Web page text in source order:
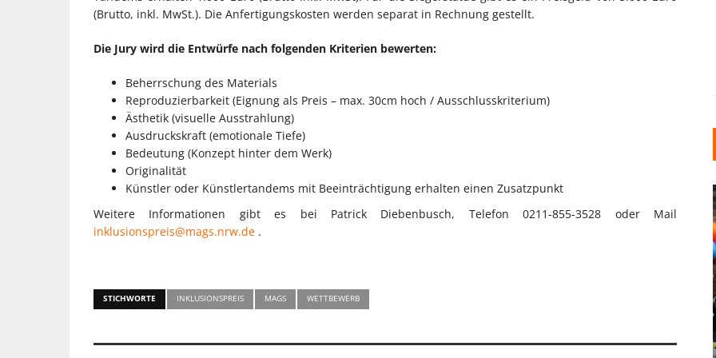
(Brutto, inkl. MwSt.). Die Anfertigungskosten werden separat in Rechnung gestellt.
Die Jury wird die Entwürfe nach folgenden Kriterien bewerten:
Beherrschung des Materials
Reproduzierbarkeit (Eignung als Preis – max. 30cm hoch / Ausschlusskriterium)
Ästhetik (visuelle Ausstrahlung)
Ausdruckskraft (emotionale Tiefe)
Bedeutung (Konzept hinter dem Werk)
Originalität
Künstler oder Künstlertandems mit Beeinträchtigung erhalten einen Zusatzpunkt
Weitere Informationen gibt es bei Patrick Diebenbusch, Telefon 0211-855-3528 oder Mail
inklusionspreis@mags.nrw.de .
STICHWORTE INKLUSIONSPREIS MAGS WETTBEWERB
LOFT-STIL IN IHREM